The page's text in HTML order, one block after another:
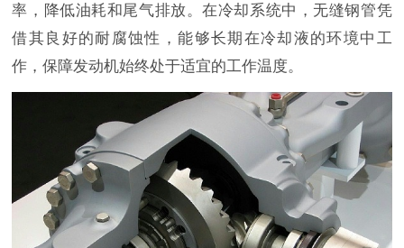
率，降低油耗和尾气排放。在冷却系统中，无缝钢管凭
借其良好的耐腐蚀性，能够长期在冷却液的环境中工
作，保障发动机始终处于适宜的工作温度。